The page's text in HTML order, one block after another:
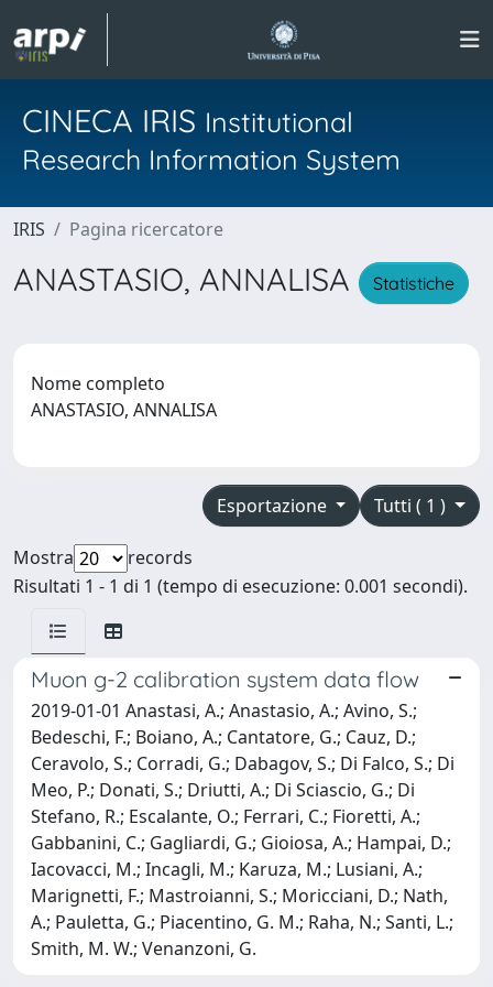
CINECA IRIS Institutional
Research Information System
IRIS Pagina ricercatore
ANASTASIO, ANNALISA Statistiche
Nome completo
ANASTASIO, ANNALISA
Tutti ( 1 )
Esportazione
Mostra
records
Risultati 1 - 1 di 1 (tempo di esecuzione: 0.001 secondi).
Muon g-2 calibration system data flow
2019-01-01 Anastasi, A.; Anastasio, A.; Avino, S.;
Bedeschi, F.; Boiano, A.; Cantatore, G.; Cauz, D.;
Ceravolo, S.; Corradi, G.; Dabagov, S.; Di Falco, S.; Di
Meo, P.; Donati, S.; Driutti, A.; Di Sciascio, G.; Di
Stefano, R.; Escalante, O.; Ferrari, C.; Fioretti, A.;
Gabbanini, C.; Gagliardi, G.; Gioiosa, A.; Hampai, D.;
Iacovacci, M.; Incagli, M.; Karuza, M.; Lusiani, A.;
Marignetti, F.; Mastroianni, S.; Moricciani, D.; Nath,
A.; Pauletta, G.; Piacentino, G. M.; Raha, N.; Santi, L.;
Smith, M. W.; Venanzoni, G.